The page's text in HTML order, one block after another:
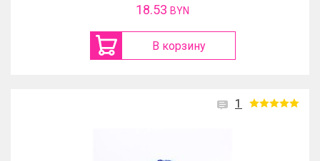
18.53 BYN
В корзину
1